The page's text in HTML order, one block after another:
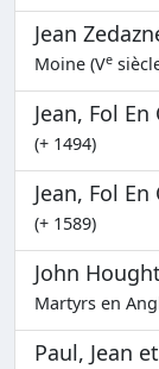
Jean
Moine (Ve
Jean, Fol
(+ 1494)
Jean, Fol
(+ 1589)
John
Martyrs en
Paul, Jean